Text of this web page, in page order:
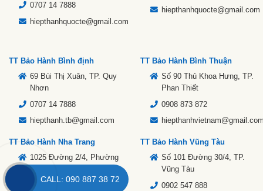
0707 14 7888
hiepthanhquocte@gmail.com
hiepthanhquocte@gmail.com
TT Bảo Hành Bình định
69 Bùi Thị Xuân, TP. Quy
Nhơn
0707 14 7888
hiepthanh.tb@gmail.com
TT Bảo Hành Nha Trang
1025 Đường 2/4, Phường
Vạn Thạnh, TP Nha Trang
0703 600 999
TT Bảo Hành Bình Thuận
Số 90 Thủ Khoa Hưng, TP.
Phan Thiết
0908 873 872
TT Bảo Hành Vũng Tàu
Số 101 Đường 30/4, TP.
Vũng Tàu
0902 547 888
CALL: 090 887 38 72